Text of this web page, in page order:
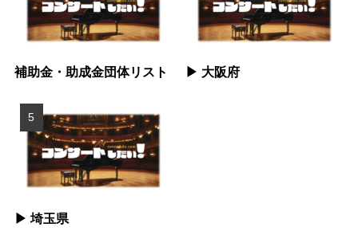
補助金・助成金団体リスト ▶︎ 大阪府
▶︎ 埼玉県